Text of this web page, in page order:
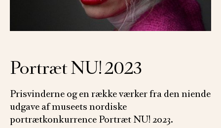
Portræt NU! 2023
Prisvinderne og en række værker fra den niende
udgave af museets nordiske
portrætkonkurrence Portræt NU! 2023.